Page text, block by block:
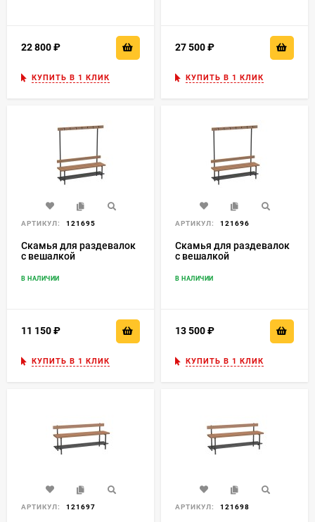
22 800
КУПИТЬ В 1 КЛИК
27 500
КУПИТЬ В 1 КЛИК
АРТИКУЛ: 121695
Скамья для раздевалок
с вешалкой
В НАЛИЧИИ
11 150
КУПИТЬ В 1 КЛИК
АРТИКУЛ: 121696
Скамья для раздевалок
с вешалкой
В НАЛИЧИИ
13 500
КУПИТЬ В 1 КЛИК
АРТИКУЛ: 121697 АРТИКУЛ: 121698